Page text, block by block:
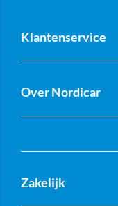
Klantenservice
Over Nordicar
Zakelijk